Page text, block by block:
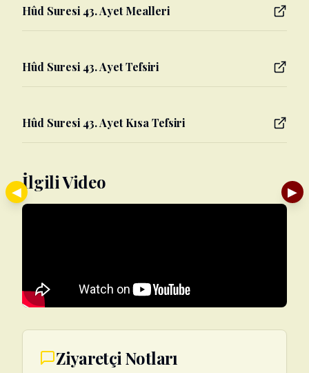
Hûd Suresi 43. Ayet Mealleri
Hûd Suresi 43. Ayet Tefsiri
Hûd Suresi 43. Ayet Kısa Tefsiri
İlgili Video
Ziyaretçi Notları
◀ ▶